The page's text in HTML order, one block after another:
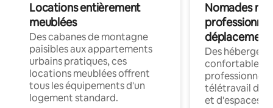
Locations entièrement
meublées
Des cabanes de montagne
paisibles aux appartements
urbains pratiques, ces
locations meublées offrent
tous les équipements d'un
logement standard.
Nomades
déplacement
Des
confortables
professionnels
télétravail
et d'espaces